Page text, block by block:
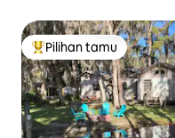
Pilihan tamu terpopuler
Pilihan tamu